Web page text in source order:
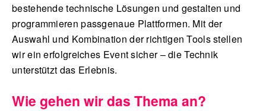
bestehende technische Lösungen und gestalten und
programmieren passgenaue Plattformen. Mit der
Auswahl und Kombination der richtigen Tools stellen
wir ein erfolgreiches Event sicher – die Technik
unterstützt das Erlebnis.
Wie gehen wir das Thema an?